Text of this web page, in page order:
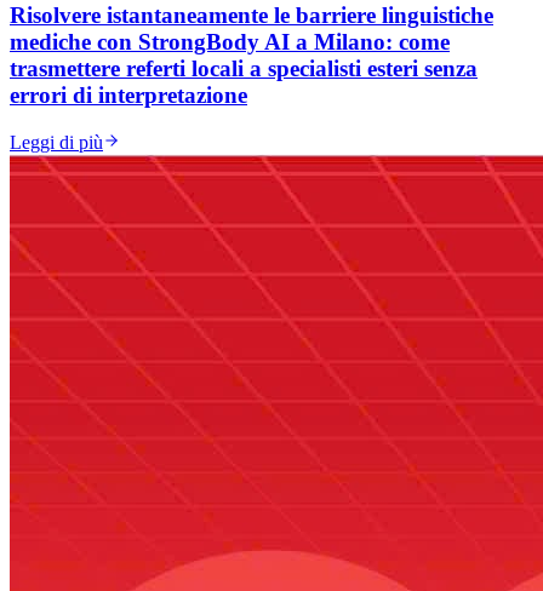
Risolvere istantaneamente le barriere linguistiche
mediche con StrongBody AI a Milano: come
trasmettere referti locali a specialisti esteri senza
errori di interpretazione
Leggi di più